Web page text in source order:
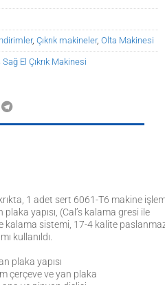
, Çıkrık makineler, Olta Makinesi
El Çıkrık Makinesi
1 adet sert 6061-T6 makine
yapısı, (Cal’s kalama gresi ile
kalama sistemi, 17-4 kalite
kullanıldı.
plaka yapısı
çerçeve ve yan plaka